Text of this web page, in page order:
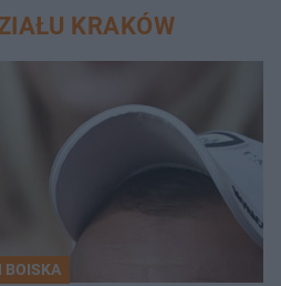
KRAKÓW
BOISKA